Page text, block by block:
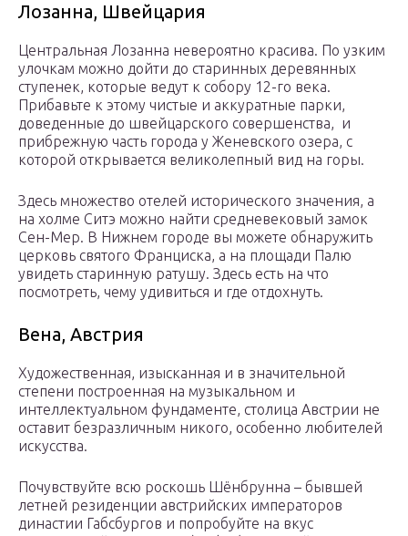
Лозанна, Швейцария
Центральная Лозанна невероятно красива. По узким
улочкам можно дойти до старинных деревянных
ступенек, которые ведут к собору 12-го века.
Прибавьте к этому чистые и аккуратные парки,
доведенные до швейцарского совершенства, и
прибрежную часть города у Женевского озера, с
которой открывается великолепный вид на горы.
Здесь множество отелей исторического значения, а
на холме Ситэ можно найти средневековый замок
Сен-Мер. В Нижнем городе вы можете обнаружить
церковь святого Франциска, а на площади Палю
увидеть старинную ратушу. Здесь есть на что
посмотреть, чему удивиться и где отдохнуть.
Вена, Австрия
Художественная, изысканная и в значительной
степени построенная на музыкальном и
интеллектуальном фундаменте, столица Австрии не
оставит безразличным никого, особенно любителей
искусства.
Почувствуйте всю роскошь Шёнбрунна – бывшей
летней резиденции австрийских императоров
династии Габсбургов и попробуйте на вкус